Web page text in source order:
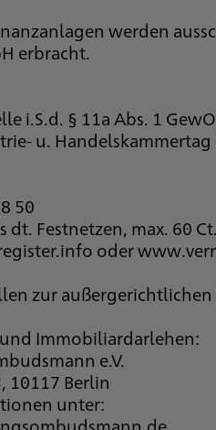
werden
erbracht.
i.S.d. § 11a Abs. 1
u. Handelskammertag
50
dt. Festnetzen, max. 60
oder
zur
Immobiliardarlehen:
e.V.
10117 Berlin
unter: